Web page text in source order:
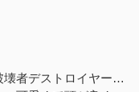
者デストロイヤー…